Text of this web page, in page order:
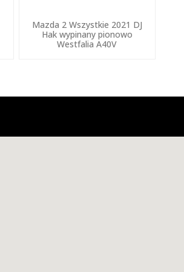
Mazda 2 Wszystkie 2021 DJ
Hak wypinany pionowo
Westfalia A40V